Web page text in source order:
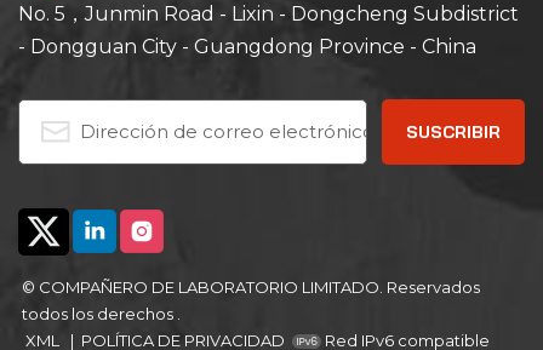
No. 5，Junmin Road - Lixin - Dongcheng Subdistrict
- Dongguan City - Guangdong Province - China
© COMPAÑERO DE LABORATORIO LIMITADO. Reservados
todos los derechos .
XML
| POLÍTICA DE PRIVACIDAD Red IPv6 compatible